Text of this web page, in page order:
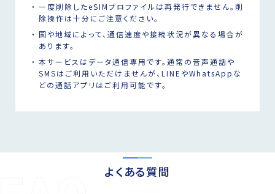
一度削除したeSIMプロファイルは再発行できません。削
除操作は十分にご注意ください。
国や地域によって、通信速度や接続状況が異なる場合が
あります。
本サービスはデータ通信専用です。通常の音声通話や
SMSはご利用いただけませんが、LINEやWhatsAppな
どの通話アプリはご利用可能です。
よくある質問